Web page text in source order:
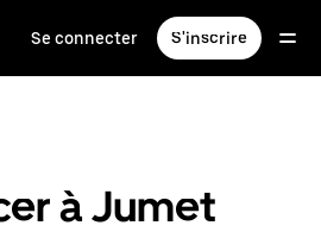
Se connecter S'inscrire
à Jumet